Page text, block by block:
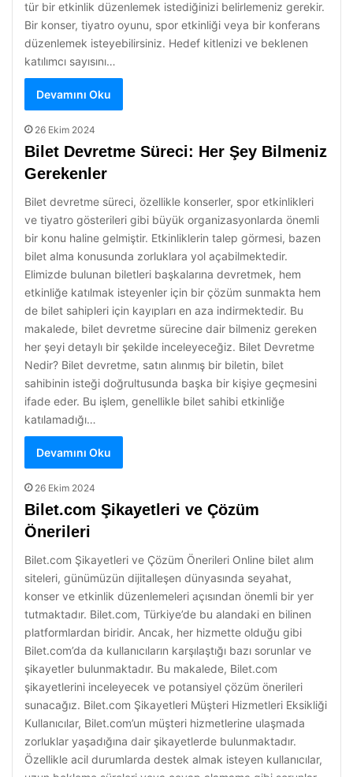
tür bir etkinlik düzenlemek istediğinizi belirlemeniz gerekir.
Bir konser, tiyatro oyunu, spor etkinliği veya bir konferans
düzenlemek isteyebilirsiniz. Hedef kitlenizi ve beklenen
katılımcı sayısını…
Devamını Oku
26 Ekim 2024
Bilet Devretme Süreci: Her Şey Bilmeniz
Gerekenler
Bilet devretme süreci, özellikle konserler, spor etkinlikleri
ve tiyatro gösterileri gibi büyük organizasyonlarda önemli
bir konu haline gelmiştir. Etkinliklerin talep görmesi, bazen
bilet alma konusunda zorluklara yol açabilmektedir.
Elimizde bulunan biletleri başkalarına devretmek, hem
etkinliğe katılmak isteyenler için bir çözüm sunmakta hem
de bilet sahipleri için kayıpları en aza indirmektedir. Bu
makalede, bilet devretme sürecine dair bilmeniz gereken
her şeyi detaylı bir şekilde inceleyeceğiz. Bilet Devretme
Nedir? Bilet devretme, satın alınmış bir biletin, bilet
sahibinin isteği doğrultusunda başka bir kişiye geçmesini
ifade eder. Bu işlem, genellikle bilet sahibi etkinliğe
katılamadığı…
Devamını Oku
26 Ekim 2024
Bilet.com Şikayetleri ve Çözüm
Önerileri
Bilet.com Şikayetleri ve Çözüm Önerileri Online bilet alım
siteleri, günümüzün dijitalleşen dünyasında seyahat,
konser ve etkinlik düzenlemeleri açısından önemli bir yer
tutmaktadır. Bilet.com, Türkiye’de bu alandaki en bilinen
platformlardan biridir. Ancak, her hizmette olduğu gibi
Bilet.com’da da kullanıcıların karşılaştığı bazı sorunlar ve
şikayetler bulunmaktadır. Bu makalede, Bilet.com
şikayetlerini inceleyecek ve potansiyel çözüm önerileri
sunacağız. Bilet.com Şikayetleri Müşteri Hizmetleri Eksikliği
Kullanıcılar, Bilet.com’un müşteri hizmetlerine ulaşmada
zorluklar yaşadığına dair şikayetlerde bulunmaktadır.
Özellikle acil durumlarda destek almak isteyen kullanıcılar,